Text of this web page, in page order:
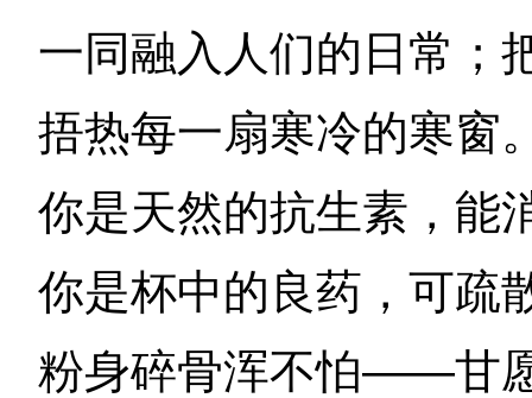
一同融入人们的日常；
捂热每一扇寒冷的寒窗
你是天然的抗生素，能
你是杯中的良药，可疏
粉身碎骨浑不怕——甘